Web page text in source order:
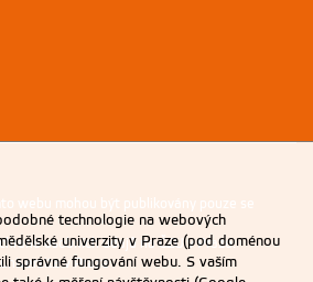
webu mohou být publikovány pouze se
osobních údajů na ČZU v Praze.
v Praze
technologie na webových
univerzity v Praze (pod doménou
správné fungování webu. S vaším